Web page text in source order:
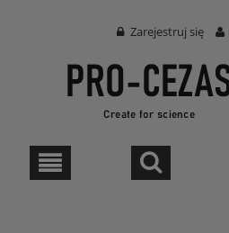
Zarejestruj się